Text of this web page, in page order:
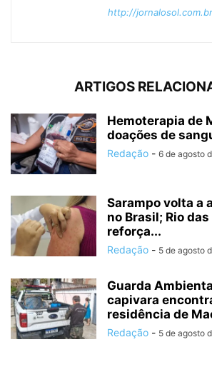
http://jornalosol.com.br
ARTIGOS
Hemoterapia de
doações de
Redação - 6 de agosto
Sarampo volta a
no Brasil; Rio
reforça...
Redação - 5 de agosto
Guarda
capivara
residência de
Redação - 5 de agosto